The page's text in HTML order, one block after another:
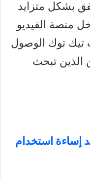
بشكل متزايد
منصة الفيديو
تيك توك الوصول
تبحث
إساءة استخدام